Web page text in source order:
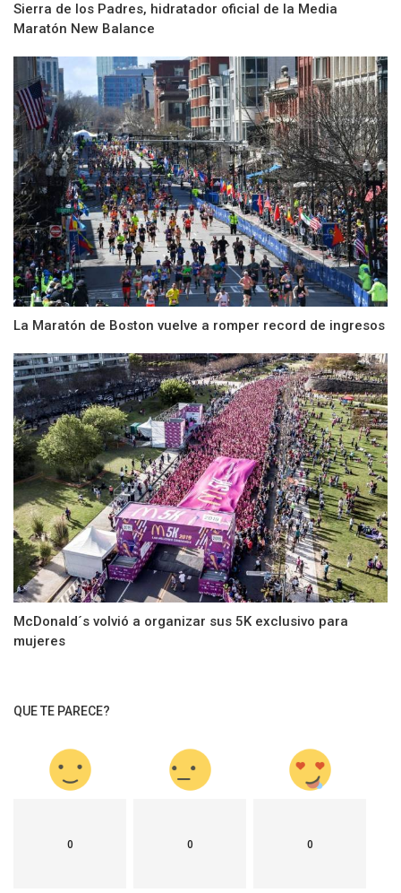
Sierra de los Padres, hidratador oficial de la Media
Maratón New Balance
La Maratón de Boston vuelve a romper record de ingresos
McDonald´s volvió a organizar sus 5K exclusivo para
mujeres
QUE TE PARECE?
0 0 0